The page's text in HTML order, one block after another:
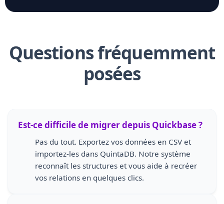
Questions fréquemment
posées
Est-ce difficile de migrer depuis Quickbase ?
Pas du tout. Exportez vos données en CSV et
importez-les dans QuintaDB. Notre système
reconnaît les structures et vous aide à recréer
vos relations en quelques clics.